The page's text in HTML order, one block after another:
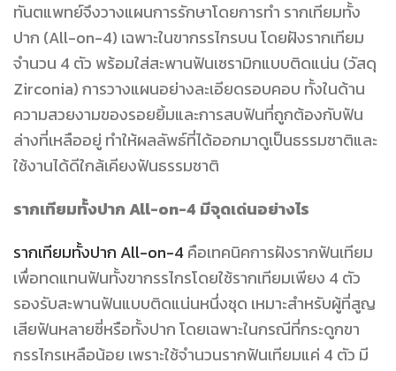
ทันตแพทย์จึงวางแผนการรักษาโดยการทำ รากเทียมทั้ง
ปาก (All-on-4) เฉพาะในขากรรไกรบน โดยฝังรากเทียม
จำนวน 4 ตัว พร้อมใส่สะพานฟันเซรามิกแบบติดแน่น (วัสดุ
Zirconia) การวางแผนอย่างละเอียดรอบคอบ ทั้งในด้าน
ความสวยงามของรอยยิ้มและการสบฟันที่ถูกต้องกับฟัน
ล่างที่เหลืออยู่ ทำให้ผลลัพธ์ที่ได้ออกมาดูเป็นธรรมชาติและ
ใช้งานได้ดีใกล้เคียงฟันธรรมชาติ
รากเทียมทั้งปาก All-on-4 มีจุดเด่นอย่างไร
รากเทียมทั้งปาก All-on-4คือเทคนิคการฝังรากฟันเทียม
เพื่อทดแทนฟันทั้งขากรรไกรโดยใช้รากเทียมเพียง 4 ตัว
รองรับสะพานฟันแบบติดแน่นหนึ่งชุด เหมาะสำหรับผู้ที่สูญ
เสียฟันหลายซี่หรือทั้งปาก โดยเฉพาะในกรณีที่กระดูกขา
กรรไกรเหลือน้อย เพราะใช้จำนวนรากฟันเทียมแค่ 4ตัว มี